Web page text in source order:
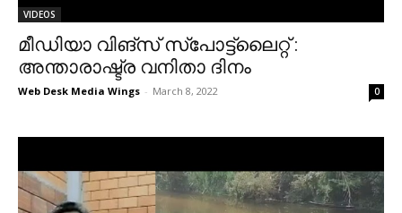
VIDEOS
മീഡിയാ വിങ്സ് സ്പോട്ട്ലൈറ്റ് :
അന്താരാഷ്ട്ര വനിതാ ദിനം
Web Desk Media Wings - March 8, 2022 0